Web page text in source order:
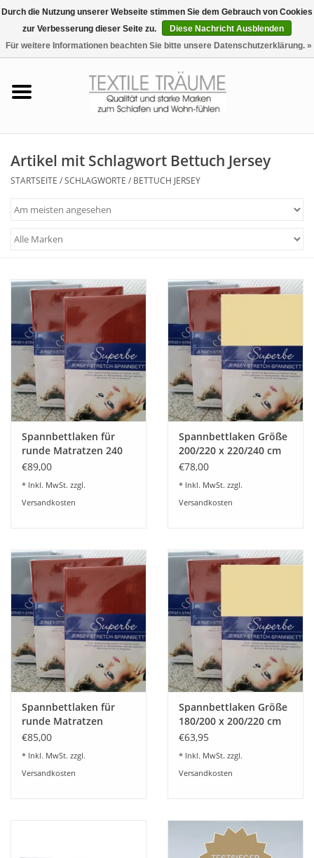
0 Artikel - €0,00
Tag & Nachtwäsche
Haus-Bademäntel
Plaids, Decken, Kissen
Mode & Accessoires
Edles aus Cashmere
Tisch & Küche
Kinder
Gutscheine
Accessoires Spa
Angebote
Info-Service
Geprüfter Webshop
Über uns
Artikel mit Schlagwort Bettuch Jersey
STARTSEITE /SCHLAGWORTE / BETTUCH JERSEY
Spannbettlaken für
runde Matratzen 240
cm rund Jersey Stretch
Matratzen bis 30 cm
Höhe, Boxspring- und
€89,00
* Inkl. MwSt. zzgl.
Versandkosten
Spannbettlaken Größe
200/220 x 220/240 cm
Jersey Stretch - Kirsten
30 cm Höhe,
Boxspring- und
€78,00
* Inkl. MwSt. zzgl.
Versandkosten
Spannbettlaken für
runde Matratzen
160cm rund Jersey
Sonderfertigung
Kirsten Balk - für
€85,00
* Inkl. MwSt. zzgl.
Versandkosten
Spannbettlaken Größe
180/200 x 200/220 cm
Jersey Stretch - Kirsten
30 cm Höhe,
Boxspring- und
€63,95
* Inkl. MwSt. zzgl.
Versandkosten
Durch die Nutzung unserer Webseite stimmen Sie dem Gebrauch von Cookies
zur Verbesserung dieser Seite zu.
Diese Nachricht Ausblenden
Für weitere Informationen beachten Sie bitte unsere Datenschutzerklärung. »